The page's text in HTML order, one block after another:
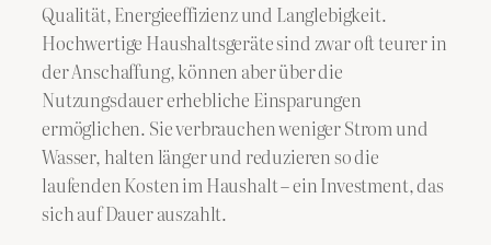
Qualität, Energieeffizienz und Langlebigkeit.
Hochwertige Haushaltsgeräte sind zwar oft teurer in
der Anschaffung, können aber über die
Nutzungsdauer erhebliche Einsparungen
ermöglichen. Sie verbrauchen weniger Strom und
Wasser, halten länger und reduzieren so die
laufenden Kosten im Haushalt – ein Investment, das
sich auf Dauer auszahlt.